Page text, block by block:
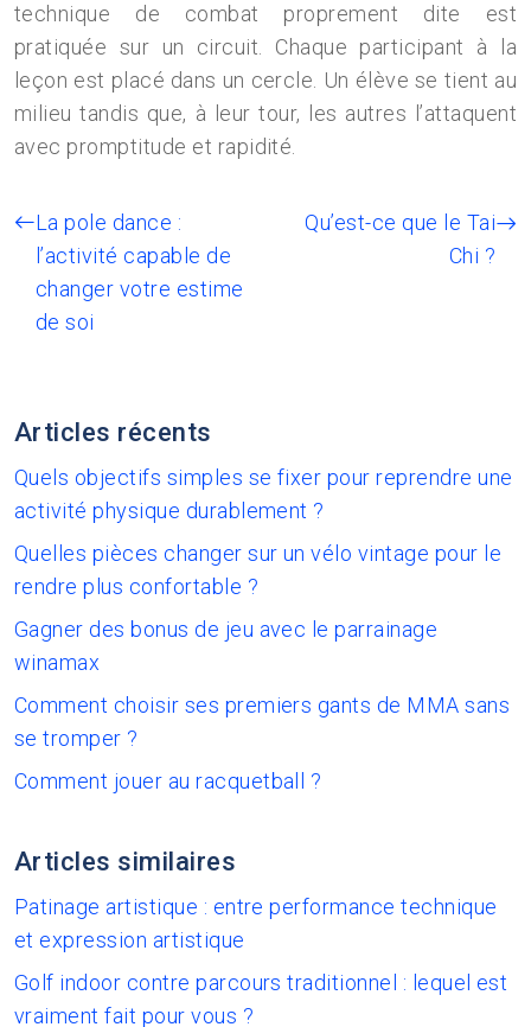
technique de combat proprement dite est
pratiquée sur un circuit. Chaque participant à la
leçon est placé dans un cercle. Un élève se tient au
milieu tandis que, à leur tour, les autres l’attaquent
avec promptitude et rapidité.
La pole dance :
l’activité capable de
changer votre estime
de soi
Qu’est-ce que le Tai
Chi ?
Articles récents
Quels objectifs simples se fixer pour reprendre une
activité physique durablement ?
Quelles pièces changer sur un vélo vintage pour le
rendre plus confortable ?
Gagner des bonus de jeu avec le parrainage
winamax
Comment choisir ses premiers gants de MMA sans
se tromper ?
Comment jouer au racquetball ?
Articles similaires
Patinage artistique : entre performance technique
et expression artistique
Golf indoor contre parcours traditionnel : lequel est
vraiment fait pour vous ?